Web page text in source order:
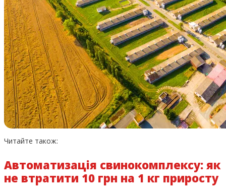
Читайте також:
Автоматизація свинокомплексу: як
не втратити 10 грн на 1 кг приросту